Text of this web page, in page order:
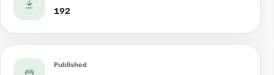
192
Published